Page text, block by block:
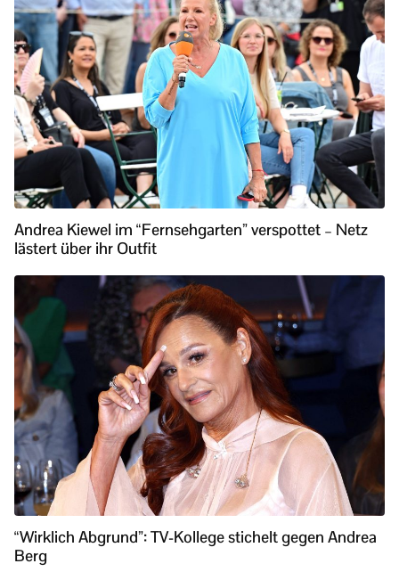
Andrea Kiewel im “Fernsehgarten” verspottet – Netz
lästert über ihr Outfit
“Wirklich Abgrund”: TV-Kollege stichelt gegen Andrea
Berg